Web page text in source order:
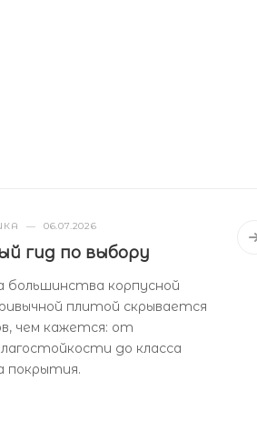
— 06.07.2026
гид по выбору
корпусной
плитой скрывается
чем кажется: от
до класса
покрытия.